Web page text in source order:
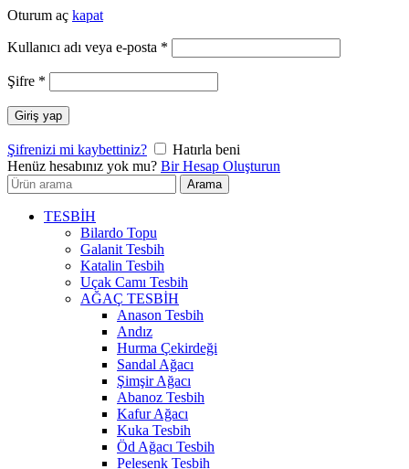
Oturum aç kapat
Kullanıcı adı veya e-posta *
Şifre *
Giriş yap
Şifrenizi mi kaybettiniz?
Hatırla beni
Henüz hesabınız yok mu? Bir Hesap Oluşturun
Arayın:
Arama
TESBİH
Bilardo Topu
Galanit Tesbih
Katalin Tesbih
Uçak Camı Tesbih
AĞAÇ TESBİH
Anason Tesbih
Andız
Hurma Çekirdeği
Sandal Ağacı
Şimşir Ağacı
Abanoz Tesbih
Kafur Ağacı
Kuka Tesbih
Öd Ağacı Tesbih
Pelesenk Tesbih